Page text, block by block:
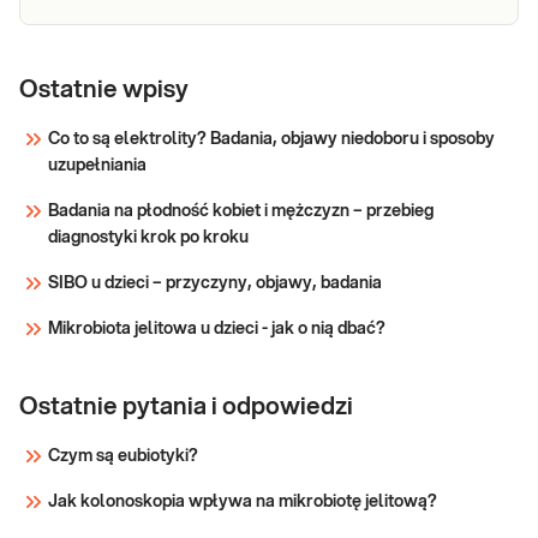
węglo
krwi
badanie krwi oceniające liczbę i wygląd krwinek:
krwi. Pomaga w wykrywaniu infekcji, stanów
zapalnych, niedokrwistości i innych zaburzeń.
Ostatnie wpisy
Co to są elektrolity? Badania, objawy niedoboru i sposoby
uzupełniania
Badania na płodność kobiet i mężczyzn – przebieg
diagnostyki krok po kroku
SIBO u dzieci – przyczyny, objawy, badania
Mikrobiota jelitowa u dzieci - jak o nią dbać?
Ostatnie pytania i odpowiedzi
Czym są eubiotyki?
Jak kolonoskopia wpływa na mikrobiotę jelitową?